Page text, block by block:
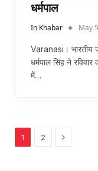
धर्मपाल
In Khabar May
Varanasi। भारतीय
धर्मपाल सिंह ने
में…
1 2 Next